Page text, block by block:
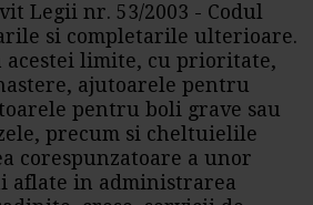
Legii nr. 53/2003 - Codul
si completarile ulterioare.
limite, cu prioritate,
ajutoarele pentru
pentru boli grave sau
precum si cheltuielile
corespunzatoare a unor
in administrarea